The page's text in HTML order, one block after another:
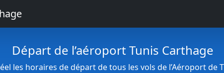
Départ de l’aéroport Tunis Carthage
les horaires de départ de tous les vols de l’Aéroport de